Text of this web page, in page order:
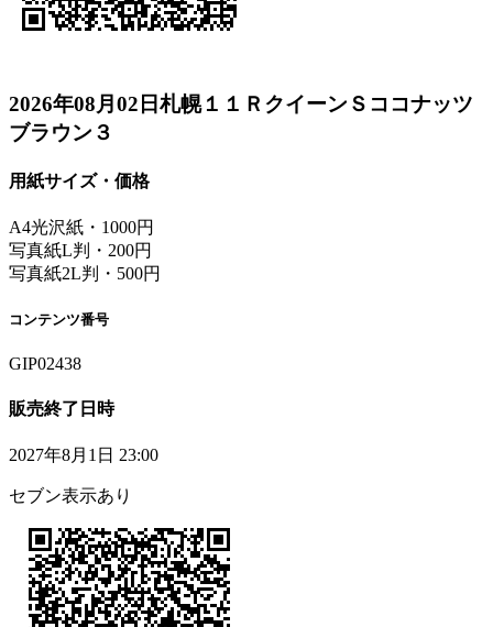
2026年08月02日札幌１１ＲクイーンＳココナッツ
ブラウン３
用紙サイズ・価格
A4光沢紙・1000円
写真紙L判・200円
写真紙2L判・500円
コンテンツ番号
GIP02438
販売終了日時
2027年8月1日 23:00
セブン表示あり